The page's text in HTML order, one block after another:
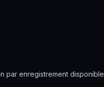
par enregistrement disponible